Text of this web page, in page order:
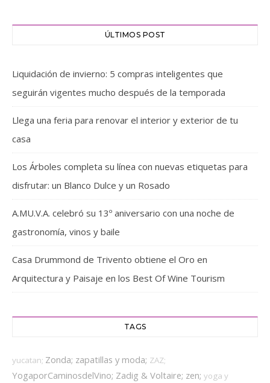
ÚLTIMOS POST
Liquidación de invierno: 5 compras inteligentes que
seguirán vigentes mucho después de la temporada
Llega una feria para renovar el interior y exterior de tu
casa
Los Árboles completa su línea con nuevas etiquetas para
disfrutar: un Blanco Dulce y un Rosado
A.MU.V.A. celebró su 13º aniversario con una noche de
gastronomía, vinos y baile
Casa Drummond de Trivento obtiene el Oro en
Arquitectura y Paisaje en los Best Of Wine Tourism
TAGS
yucatan; Zonda; zapatillas y moda; ZAZ;
YogaporCaminosdelVino; Zadig & Voltaire; zen; yoga y